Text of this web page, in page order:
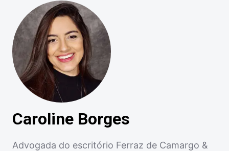
Caroline Borges
Advogada do escritório Ferraz de Camargo &